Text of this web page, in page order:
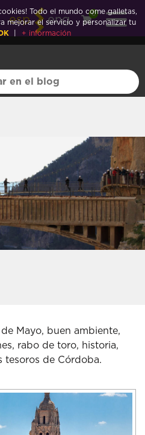
esp eng
0
Mayo, buen ambiente,
rabo de toro, historia,
tesoros de Córdoba.
Todo el mundo come galletas,
mejorar el servicio y personalizar tu
+ información